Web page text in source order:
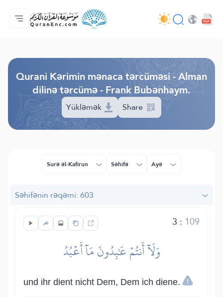
Ana səhifə
Tərcümənin mündəricatı
Audio
Tərtibatçıların xidməti - API
Layihə haqqında
Bizimlə əlaqə saxla
Dil
Qurani Kərimin mənaca tərcüməsi - Alman
dilinə tərcümə - Frank Bubənhaym.
Yükləmək Share
Surə əl-Kafirun Səhifə Ayə
Səhifənin rəqəmi: 603
3 : 109
وَلَآ أَنتُمۡ عَٰبِدُونَ مَآ أَعۡبُدُ
und ihr dient nicht Dem, Dem ich diene.